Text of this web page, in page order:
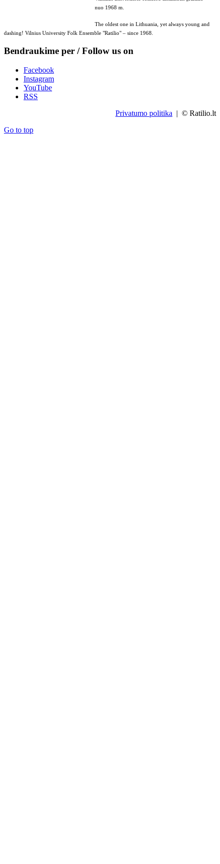
nuo 1968 m.
The oldest one in Lithuania, yet always young and
dashing! Vilnius University Folk Ensemble "Ratilio" – since 1968.
Bendraukime per / Follow us on
Facebook
Instagram
YouTube
RSS
Privatumo politika | © Ratilio.lt
Go to top